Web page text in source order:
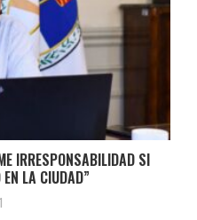
IRRESPONSABILIDAD SI
LA CIUDAD”